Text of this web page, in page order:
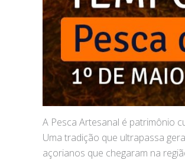
A Pesca Artesanal é patrimônio
Uma tradição que ultrapassa
açorianos que chegaram na